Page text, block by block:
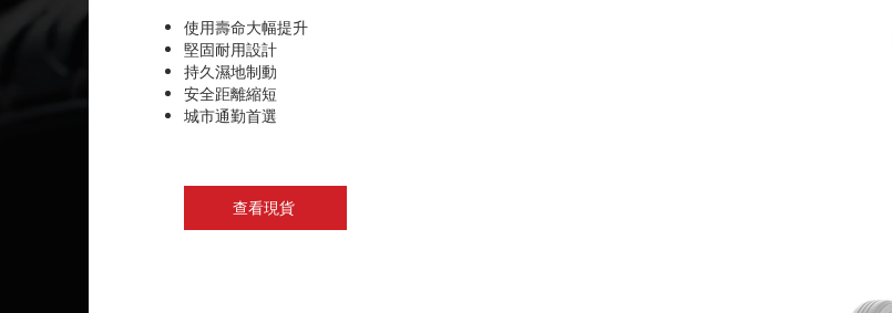
使用壽命大幅提升
堅固耐用設計
持久濕地制動
安全距離縮短
城市通勤首選
查看現貨